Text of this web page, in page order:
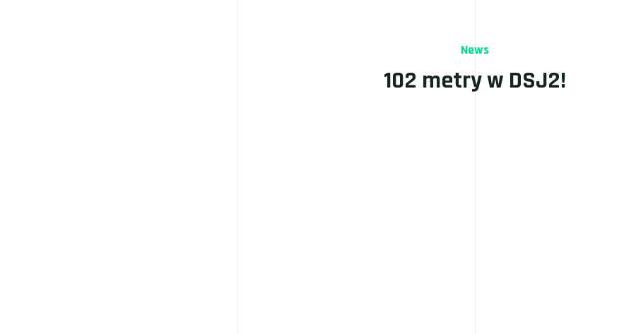
News
102 metry w DSJ2!